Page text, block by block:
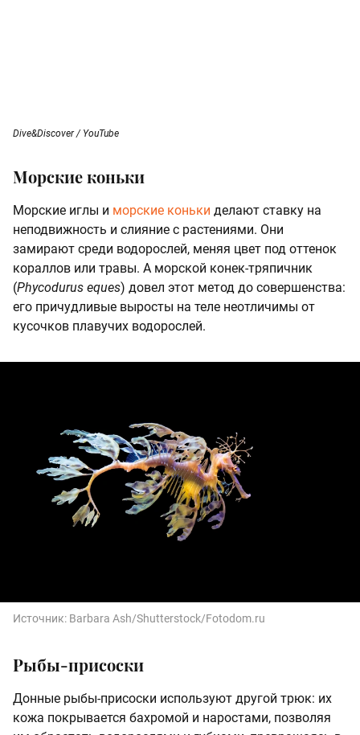
Dive&Discover / YouTube
Морские коньки
Морские иглы и морские коньки делают ставку на
неподвижность и слияние с растениями. Они
замирают среди водорослей, меняя цвет под оттенок
кораллов или травы. А морской конек-тряпичник
(Phycodurus eques) довел этот метод до совершенства:
его причудливые выросты на теле неотличимы от
кусочков плавучих водорослей.
Источник: Barbara Ash/Shutterstock/Fotodom.ru
Рыбы-присоски
Донные рыбы-присоски используют другой трюк: их
кожа покрывается бахромой и наростами, позволяя